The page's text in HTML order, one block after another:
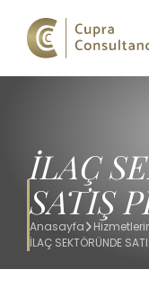
İLAÇ
SATIŞ
Anasayfa
İLAÇ SEKTÖRÜNDE